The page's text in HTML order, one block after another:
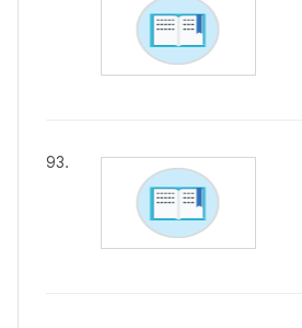
93.